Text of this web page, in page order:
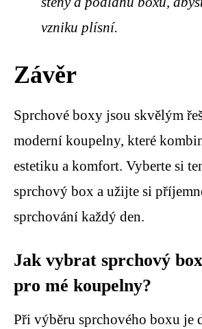
vzniku plísní.
Závěr
Sprchové boxy jsou skvělým
moderní koupelny, které
estetiku a komfort. Vyberte si
sprchový box a užijte si
sprchování každý den.
Jak vybrat sprchový
pro mé koupelny?
Při výběru sprchového boxu je